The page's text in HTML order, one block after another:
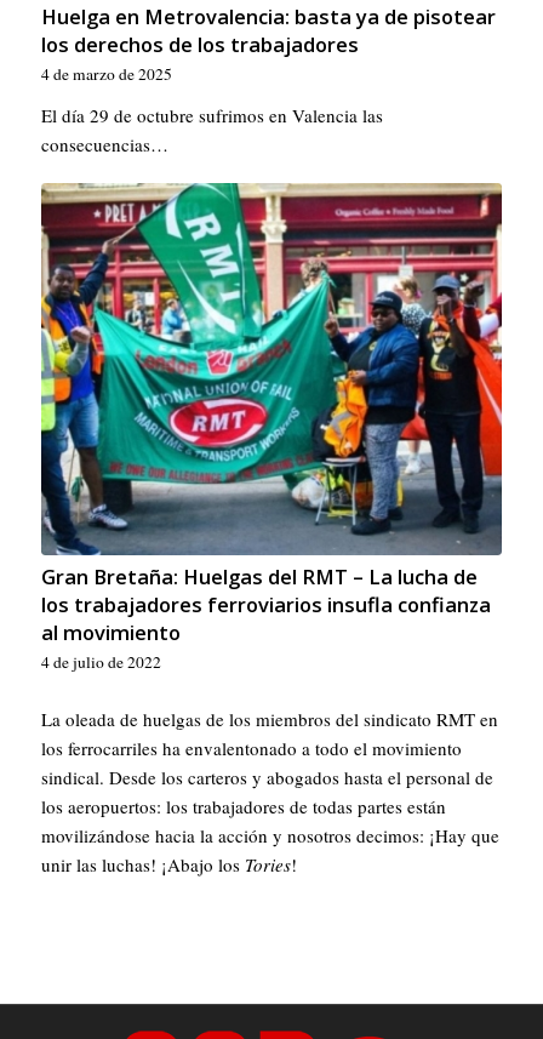
Huelga en Metrovalencia: basta ya de pisotear
los derechos de los trabajadores
4 de marzo de 2025
El día 29 de octubre sufrimos en Valencia las
consecuencias…
Gran Bretaña: Huelgas del RMT – La lucha de
los trabajadores ferroviarios insufla confianza
al movimiento
4 de julio de 2022
La oleada de huelgas de los miembros del sindicato RMT en
los ferrocarriles ha envalentonado a todo el movimiento
sindical. Desde los carteros y abogados hasta el personal de
los aeropuertos: los trabajadores de todas partes están
movilizándose hacia la acción y nosotros decimos: ¡Hay que
unir las luchas! ¡Abajo los Tories!